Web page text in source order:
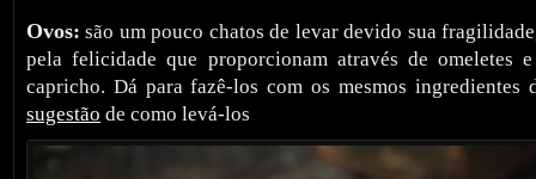
Ovos: são um pouco chatos de levar devido sua
pela felicidade que proporcionam através de omeletes
capricho. Dá para fazê-los com os mesmos ingredientes
sugestão de como levá-los